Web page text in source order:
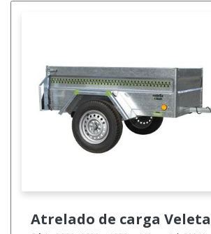
Atrelado de carga Veleta